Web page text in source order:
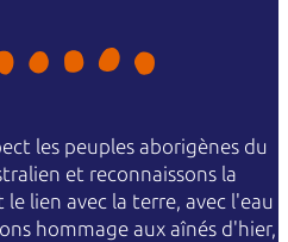
les peuples aborigènes du
et reconnaissons la
lien avec la terre, avec l'eau
hommage aux aînés d'hier,